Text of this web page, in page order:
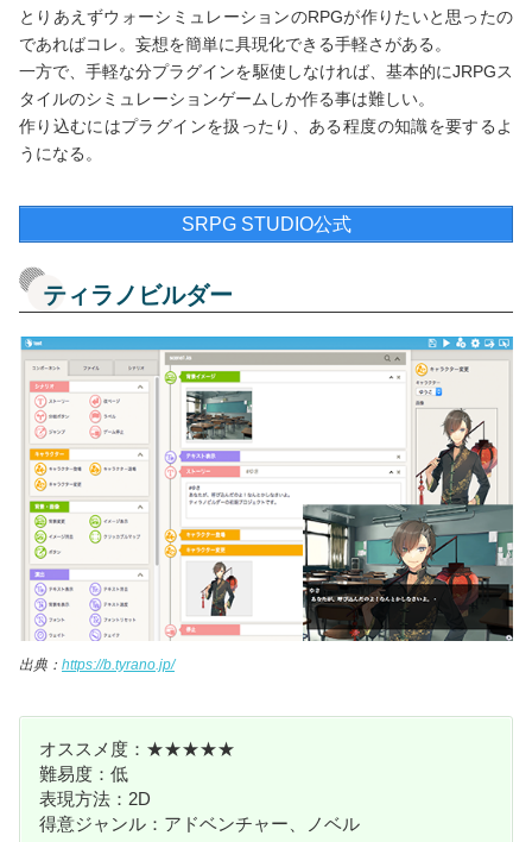
とりあえずウォーシミュレーションのRPGが作りたいと思ったの
であればコレ。妄想を簡単に具現化できる手軽さがある。
一方で、手軽な分プラグインを駆使しなければ、基本的にJRPGス
タイルのシミュレーションゲームしか作る事は難しい。
作り込むにはプラグインを扱ったり、ある程度の知識を要するよ
うになる。
SRPG STUDIO公式
ティラノビルダー
出典： https://b.tyrano.jp/
オススメ度：★★★★★
難易度：低
表現方法：2D
得意ジャンル：アドベンチャー、ノベル